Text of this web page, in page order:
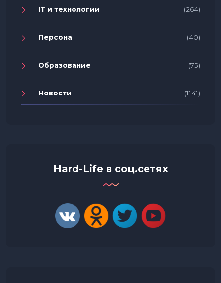
IT и технологии (264)
Персона (40)
Образование (75)
Новости (1141)
Hard-Life в соц.сетях